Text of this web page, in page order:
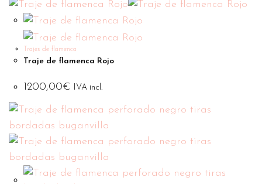
Trajes de flamenca
Traje de flamenca Rojo
1200,00€ IVA incl.